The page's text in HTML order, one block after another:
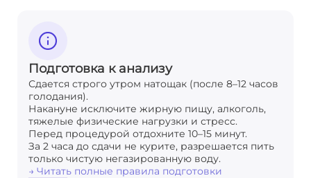
Подготовка к анализу
Сдается строго утром натощак (после 8–12 часов
голодания).
Накануне исключите жирную пищу, алкоголь,
тяжелые физические нагрузки и стресс.
Перед процедурой отдохните 10–15 минут.
За 2 часа до сдачи не курите, разрешается пить
только чистую негазированную воду.
→ Читать полные правила подготовки